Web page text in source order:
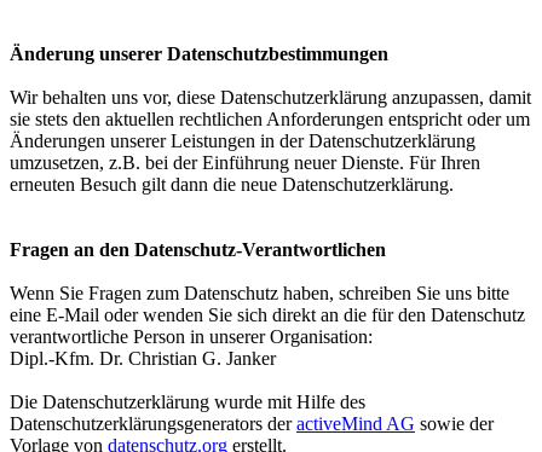
Änderung unserer Datenschutzbestimmungen
Wir behalten uns vor, diese Datenschutzerklärung anzupassen, damit
sie stets den aktuellen rechtlichen Anforderungen entspricht oder um
Änderungen unserer Leistungen in der Datenschutzerklärung
umzusetzen, z.B. bei der Einführung neuer Dienste. Für Ihren
erneuten Besuch gilt dann die neue Datenschutzerklärung.
Fragen an den Datenschutz-Verantwortlichen
Wenn Sie Fragen zum Datenschutz haben, schreiben Sie uns bitte
eine E-Mail oder wenden Sie sich direkt an die für den Datenschutz
verantwortliche Person in unserer Organisation:
Dipl.-Kfm. Dr. Christian G. Janker
Die Datenschutzerklärung wurde mit Hilfe des
Datenschutzerklärungsgenerators deractiveMind AG sowie der
Vorlage von datenschutz.org erstellt.